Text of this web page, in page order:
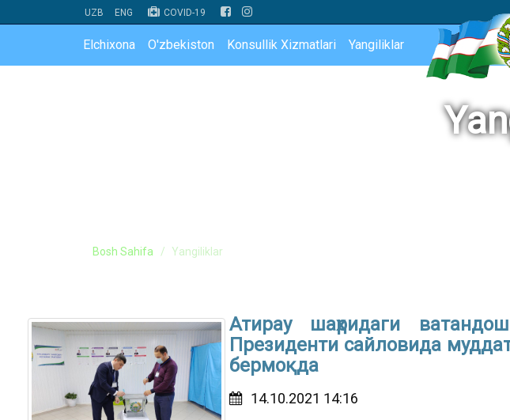
UZB ENG COVID-19
Elchixona O'zbekiston Konsullik Xizmatlari Yangiliklar
Bosh Sahifa Yangiliklar
Атирау шаҳридаги
Президенти сайловида
бермоқда
14.10.2021 14:16